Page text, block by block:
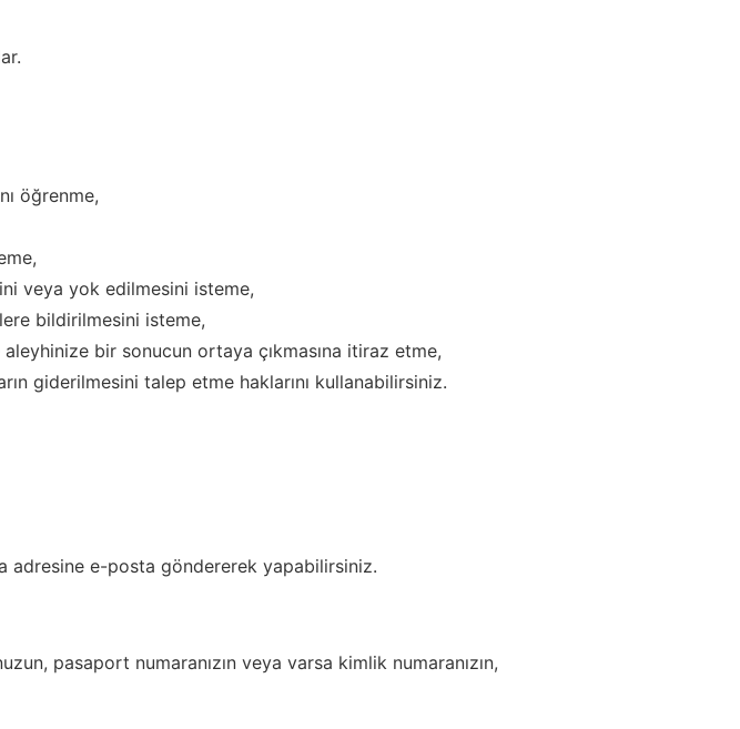
öğrenme,
veya yok edilmesini isteme,
bildirilmesini isteme,
bir sonucun ortaya çıkmasına itiraz etme,
giderilmesini talep etme haklarını kullanabilirsiniz.
adresine e-posta göndererek yapabilirsiniz.
pasaport numaranızın veya varsa kimlik numaranızın,